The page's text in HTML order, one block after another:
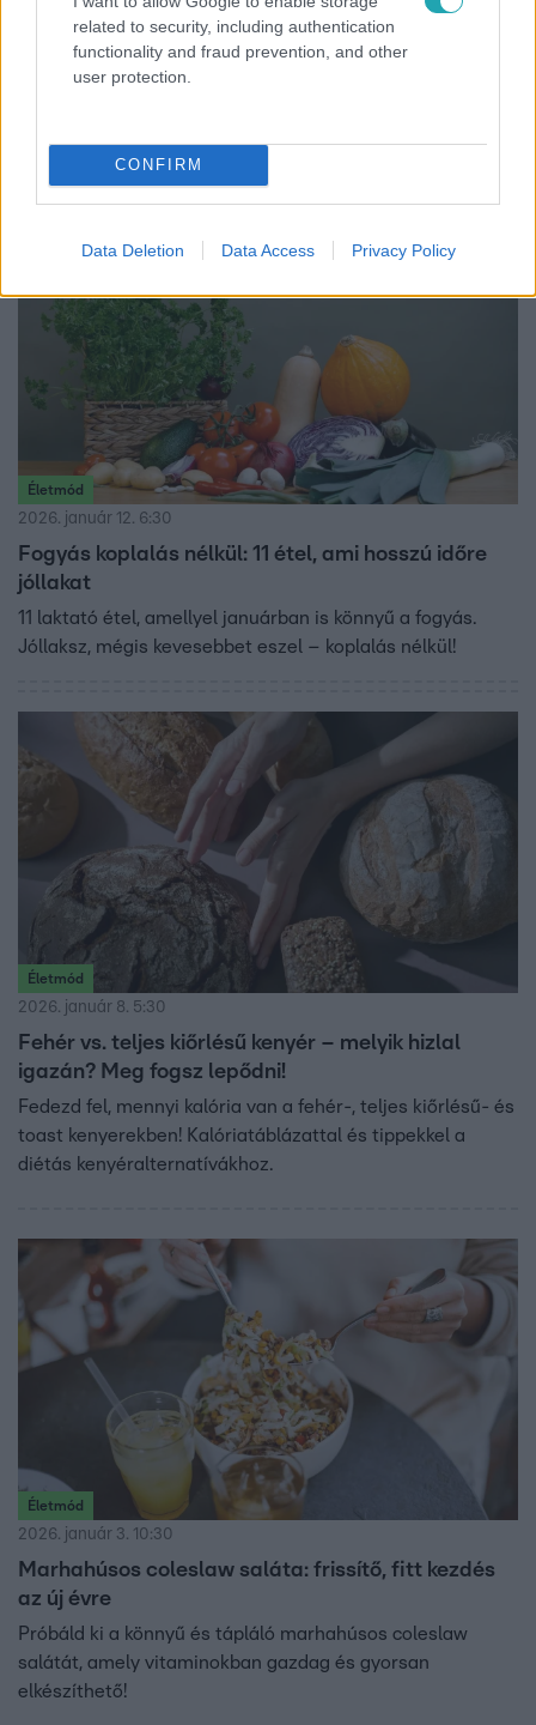
related to security, including authentication
functionality and fraud prevention, and other
user protection.
CONFIRM
Data Deletion Data Access Privacy Policy
20 perc alatt kész: A zabkenyér, ami segít a hasi
zsír ellen és laktat is
Fedezd fel a 20 perces zabkenyér titkát! Gyors, laktató és
egészséges.
Életmód
2026. január 12. 6:30
Fogyás koplalás nélkül: 11 étel, ami hosszú időre
jóllakat
11 laktató étel, amellyel januárban is könnyű a fogyás.
Jóllaksz, mégis kevesebbet eszel – koplalás nélkül!
Életmód
2026. január 8. 5:30
Fehér vs. teljes kiőrlésű kenyér – melyik hizlal
igazán? Meg fogsz lepődni!
Fedezd fel, mennyi kalória van a fehér-, teljes kiőrlésű- és
toast kenyerekben! Kalóriatáblázattal és tippekkel a
diétás kenyéralternatívákhoz.
Életmód
2026. január 3. 10:30
Marhahúsos coleslaw saláta: frissítő, fitt kezdés
az új évre
Próbáld ki a könnyű és tápláló marhahúsos coleslaw
salátát, amely vitaminokban gazdag és gyorsan
elkészíthető!